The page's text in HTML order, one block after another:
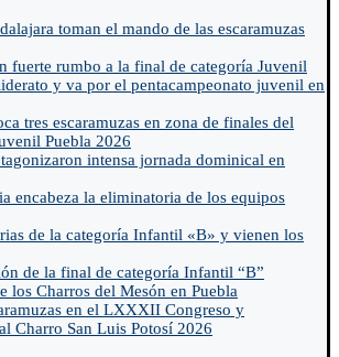
toman el mando de las escaramuzas
fuerte rumbo a la final de categoría Juvenil
y va por el pentacampeonato juvenil en
tres escaramuzas en zona de finales del
Puebla 2026
intensa jornada dominical en
encabeza la eliminatoria de los equipos
de la categoría Infantil «B» y vienen los
de la final de categoría Infantil “B”
los Charros del Mesón en Puebla
en el LXXXII Congreso y
Charro San Luis Potosí 2026